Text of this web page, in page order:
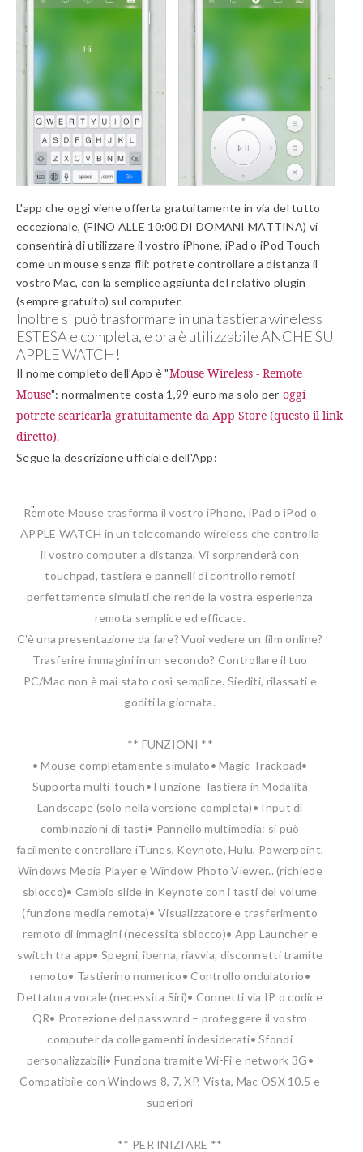
L'app che oggi viene offerta gratuitamente in via del tutto
eccezionale, (FINO ALLE 10:00 DI DOMANI MATTINA) vi
consentirà di utilizzare il vostro iPhone, iPad o iPod Touch
come un mouse senza fili: potrete controllare a distanza il
vostro Mac, con la semplice aggiunta del relativo plugin
(sempre gratuito) sul computer.
Inoltre si può trasformare in una tastiera wireless
ESTESA e completa, e ora è utilizzabileANCHE SU
APPLE WATCH !
Il nome completo dell'App è "Mouse Wireless - Remote
Mouse": normalmente costa 1,99 euro ma solo per oggi
potrete scaricarla gratuitamente da App Store (questo il link
diretto).
Segue la descrizione ufficiale dell'App:
Remote Mouse trasforma il vostro iPhone, iPad o iPod o
APPLE WATCH in un telecomando wireless che controlla
il vostro computer a distanza. Vi sorprenderà con
touchpad, tastiera e pannelli di controllo remoti
perfettamente simulati che rende la vostra esperienza
remota semplice ed efficace.
C'è una presentazione da fare? Vuoi vedere un film online?
Trasferire immagini in un secondo? Controllare il tuo
PC/Mac non è mai stato così semplice. Siediti, rilassati e
goditi la giornata.
** FUNZIONI **
• Mouse completamente simulato• Magic Trackpad•
Supporta multi-touch• Funzione Tastiera in Modalità
Landscape (solo nella versione completa)• Input di
combinazioni di tasti• Pannello multimedia: si può
facilmente controllare iTunes, Keynote, Hulu, Powerpoint,
Windows Media Player e Window Photo Viewer.. (richiede
sblocco)• Cambio slide in Keynote con i tasti del volume
(funzione media remota)• Visualizzatore e trasferimento
remoto di immagini (necessita sblocco)• App Launcher e
switch tra app• Spegni, iberna, riavvia, disconnetti tramite
remoto• Tastierino numerico• Controllo ondulatorio•
Dettatura vocale (necessita Siri)• Connetti via IP o codice
QR• Protezione del password – proteggere il vostro
computer da collegamenti indesiderati• Sfondi
personalizzabili• Funziona tramite Wi-Fi e network 3G•
Compatibile con Windows 8, 7, XP, Vista, Mac OSX 10.5 e
superiori
** PER INIZIARE **